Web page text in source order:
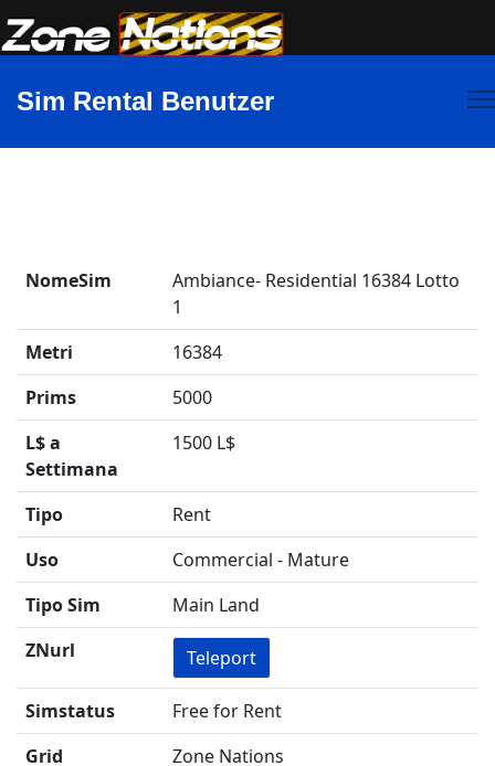
Sim Rental Benutzer
NomeSim
Ambiance- Residential 16384 Lotto
1
Metri
16384
Prims
5000
L$ a
Settimana
1500 L$
Tipo
Rent
Uso
Commercial - Mature
Tipo Sim
Main Land
ZNurl
Teleport
Simstatus
Free for Rent
Grid
Zone Nations